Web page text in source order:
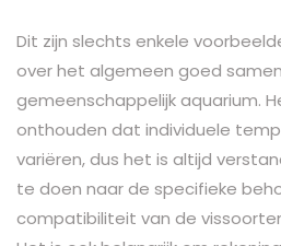
Dit zijn slechts enkele
over het algemeen goed
gemeenschappelijk aquarium.
onthouden dat individuele
variëren, dus het is altijd
te doen naar de specifieke
compatibiliteit van de